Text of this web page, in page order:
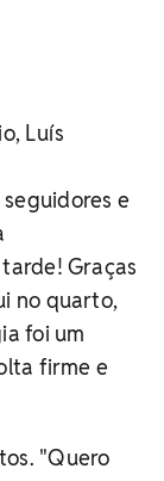
Luís
e
Graças
no quarto,
foi um
firme e
"Quero